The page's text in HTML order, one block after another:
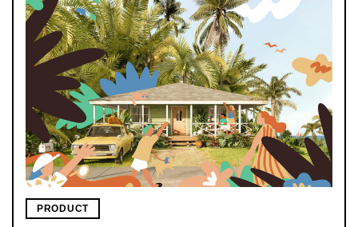
PRODUCT